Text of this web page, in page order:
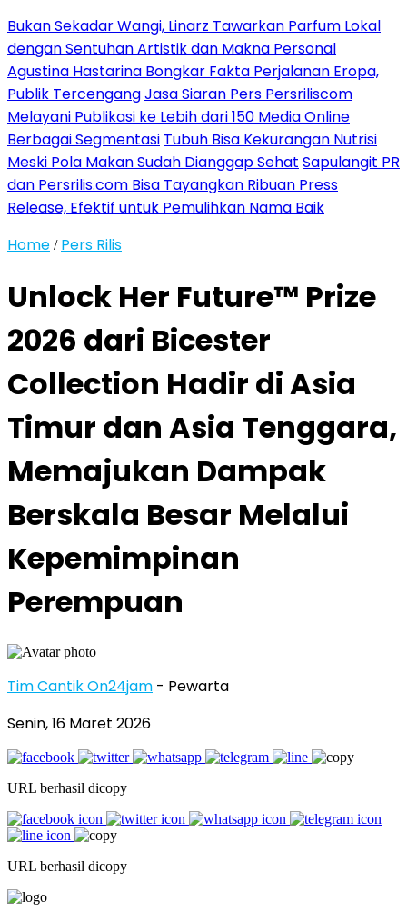
Bukan Sekadar Wangi, Linarz Tawarkan Parfum Lokal
dengan Sentuhan Artistik dan Makna Personal
Agustina Hastarina Bongkar Fakta Perjalanan Eropa,
Publik TercengangJasa Siaran Pers Persriliscom
Melayani Publikasi ke Lebih dari 150 Media Online
Berbagai Segmentasi Tubuh Bisa Kekurangan Nutrisi
Meski Pola Makan Sudah Dianggap Sehat Sapulangit PR
dan Persrilis.com Bisa Tayangkan Ribuan Press
Release, Efektif untuk Pemulihkan Nama Baik
Home / Pers Rilis
Unlock Her Future™ Prize
2026 dari Bicester
Collection Hadir di Asia
Timur dan Asia Tenggara,
Memajukan Dampak
Berskala Besar Melalui
Kepemimpinan
Perempuan
Tim Cantik On24jam - Pewarta
Senin, 16 Maret 2026
URL berhasil dicopy
URL berhasil dicopy